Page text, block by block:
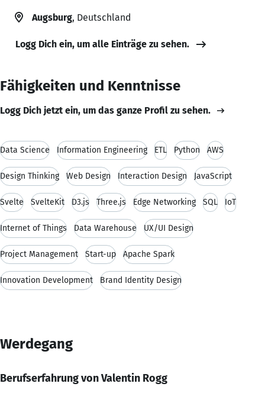
Augsburg, Deutschland
Logg Dich ein, um alle Einträge zu sehen.
Fähigkeiten und Kenntnisse
Logg Dich jetzt ein, um das ganze Profil zu sehen.
Data Science Information Engineering ETL Python AWS
Design Thinking Web Design Interaction Design JavaScript
Svelte SvelteKit D3.js Three.js Edge Networking SQL IoT
Internet of Things Data Warehouse UX/UI Design
Project Management Start-up Apache Spark
Innovation Development Brand Identity Design
Werdegang
Berufserfahrung von Valentin Rogg